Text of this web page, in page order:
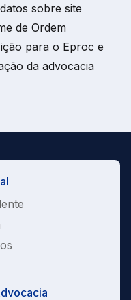
sobre site
de Ordem
para o Eproc e
da advocacia